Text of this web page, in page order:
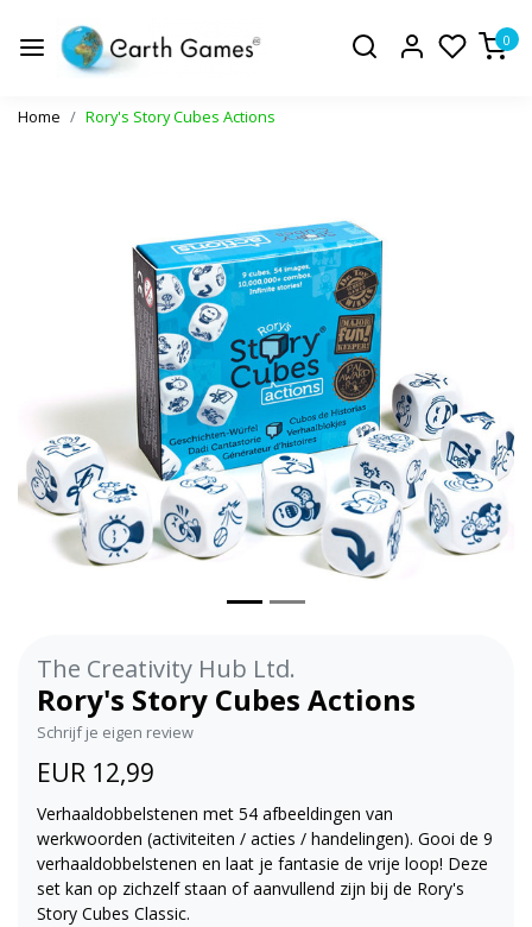
0
Home Rory's Story Cubes Actions
Vorige
The Creativity Hub Ltd.
Rory's Story Cubes Actions
Schrijf je eigen review
EUR 12,99
Verhaaldobbelstenen met 54 afbeeldingen van
werkwoorden (activiteiten / acties / handelingen). Gooi de 9
verhaaldobbelstenen en laat je fantasie de vrije loop! Deze
set kan op zichzelf staan of aanvullend zijn bij de Rory's
Story Cubes Classic.